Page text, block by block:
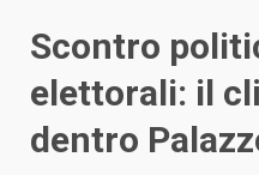
Scontro
elettorali: il
dentro